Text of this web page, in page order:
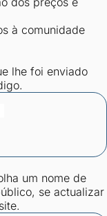
à comunidade
lhe foi enviado
um nome de
se actualizar